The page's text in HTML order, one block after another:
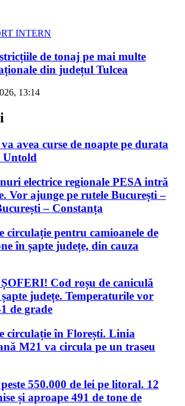
INTERN
de tonaj pe mai multe
din județul Tulcea
13:14
avea curse de noapte pe durata
Untold
electrice regionale PESA intră
Vor ajunge pe rutele București –
– Constanța
circulație pentru camioanele de
în șapte județe, din cauza
Cod roșu de caniculă
județe. Temperaturile vor
de grade
circulație în Florești. Linia
M21 va circula pe un traseu
550.000 de lei pe litoral. 12
și aproape 491 de tone de